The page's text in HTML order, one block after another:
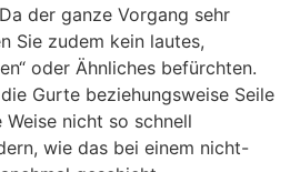
der ganze Vorgang sehr
Sie zudem kein lautes,
oder Ähnliches befürchten.
Gurte beziehungsweise Seile
nicht so schnell
wie das bei einem nicht-